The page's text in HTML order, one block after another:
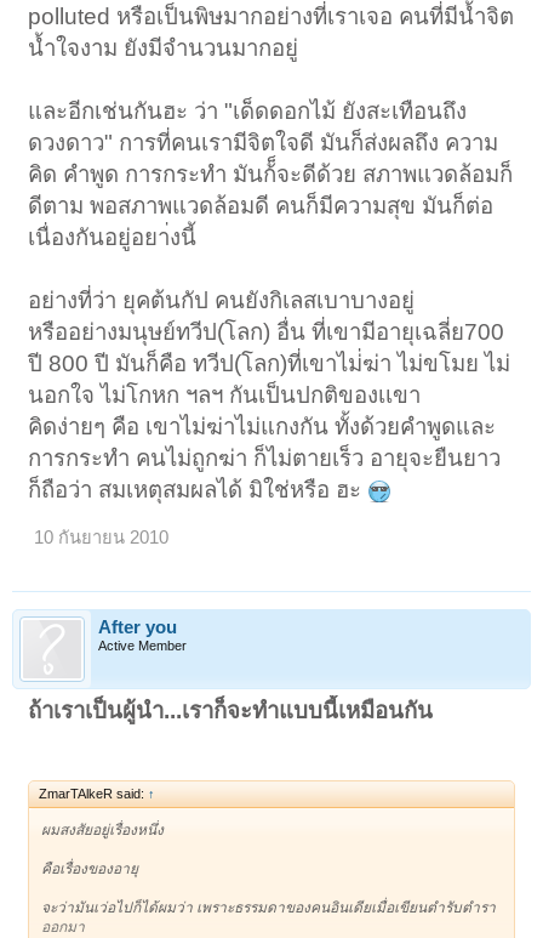
ทั้งที่ พระสมณโคดม คิดว่า คนจะมองเห็นความไม่เที่ยงก็เมื่อคนมีอายุไม่
เกิน 100 ปี
มีอายุหมื่นปี
หรือเกือบแสนปี
polluted หรือเป็นพิษมากอย่างที่เราเจอ คนที่มีน้ำจิต
น้ำใจงาม ยังมีจำนวนมากอยู่
และอีกเช่นกันฮะ ว่า "เด็ดดอกไม้ ยังสะเทือนถึง
ดวงดาว" การที่คนเรามีจิตใจดี มันก็ส่งผลถึง ความ
คิด คำพูด การกระทำ มันก้็จะดีด้วย สภาพแวดล้อมก็
ดีตาม พอสภาพแวดล้อมดี คนก็มีความสุข มันก็ต่อ
เนื่องกันอยู่อยา่งนี้
อย่างที่ว่า ยุคต้นกัป คนยังกิเลสเบาบางอยู่
หรืออย่างมนุษย์ทวีป(โลก) อื่น ที่เขามีอายุเฉลี่ย700
ปี 800 ปี มันก็คือ ทวีป(โลก)ที่เขาไม่่ฆ่า ไม่ขโมย ไม่
นอกใจ ไม่โกหก ฯลฯ กันเป็นปกติของเเขา
คิดง่ายๆ คือ เขาไม่ฆ่าไม่แกงกัน ทั้งด้วยคำพูดและ
การกระทำ คนไม่ถูกฆ่า ก็ไม่ตายเร็ว อายุจะยืนยาว
ก็ถือว่า สมเหตุสมผลได้ มิใช่หรือ ฮะ
10 กันยายน 2010
After you
Active Member
ถ้าเราเป็นผู้นำ...เราก็จะทำแบบนี้เหมือนกัน
ZmarTAlkeR said: ↑
ผมสงสัยอยู่เรื่องหนึ่ง
คือเรื่องของอายุ
จะว่ามันเว่อไปก็ได้ผมว่า เพราะธรรมดาของคนอินเดียเมื่อเขียนตำรับตำรา
ออกมา